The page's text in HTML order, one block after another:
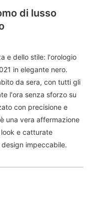
di lusso
e dello stile: l'orologio
in elegante nero.
da sera, con tutti gli
l'ora senza sforzo su
con precisione e
una vera affermazione
e catturate
impeccabile.